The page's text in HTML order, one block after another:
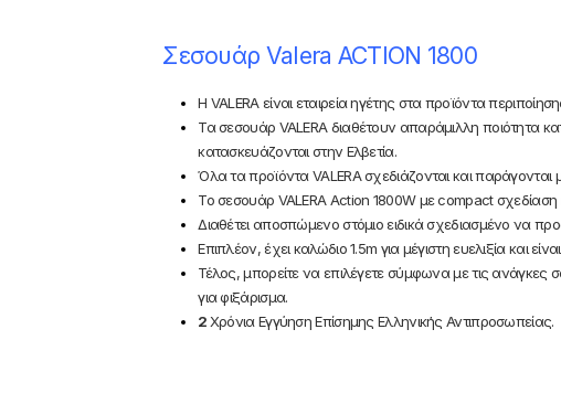
Σεσουάρ Valera ACTION 1800
Η VALERA είναι εταιρεία ηγέτης στα προϊόντα
Τα σεσουάρ VALERA διαθέτουν απαράμιλλη ποιότητα
κατασκευάζονται στην Ελβετία.
Όλα τα προϊόντα VALERA σχεδιάζονται και
Το σεσουάρ VALERA Action 1800W με compact σχεδίαση
Διαθέτει αποσπώμενο στόμιο ειδικά σχεδιασμένο να
Επιπλέον, έχει καλώδιο 1.5m για μέγιστη ευελιξία και
Τέλος, μπορείτε να επιλέγετε σύμφωνα με τις ανάγκες
για φιξάρισμα.
2Χρόνια Εγγύηση Επίσημης Ελληνικής Αντιπροσωπείας.